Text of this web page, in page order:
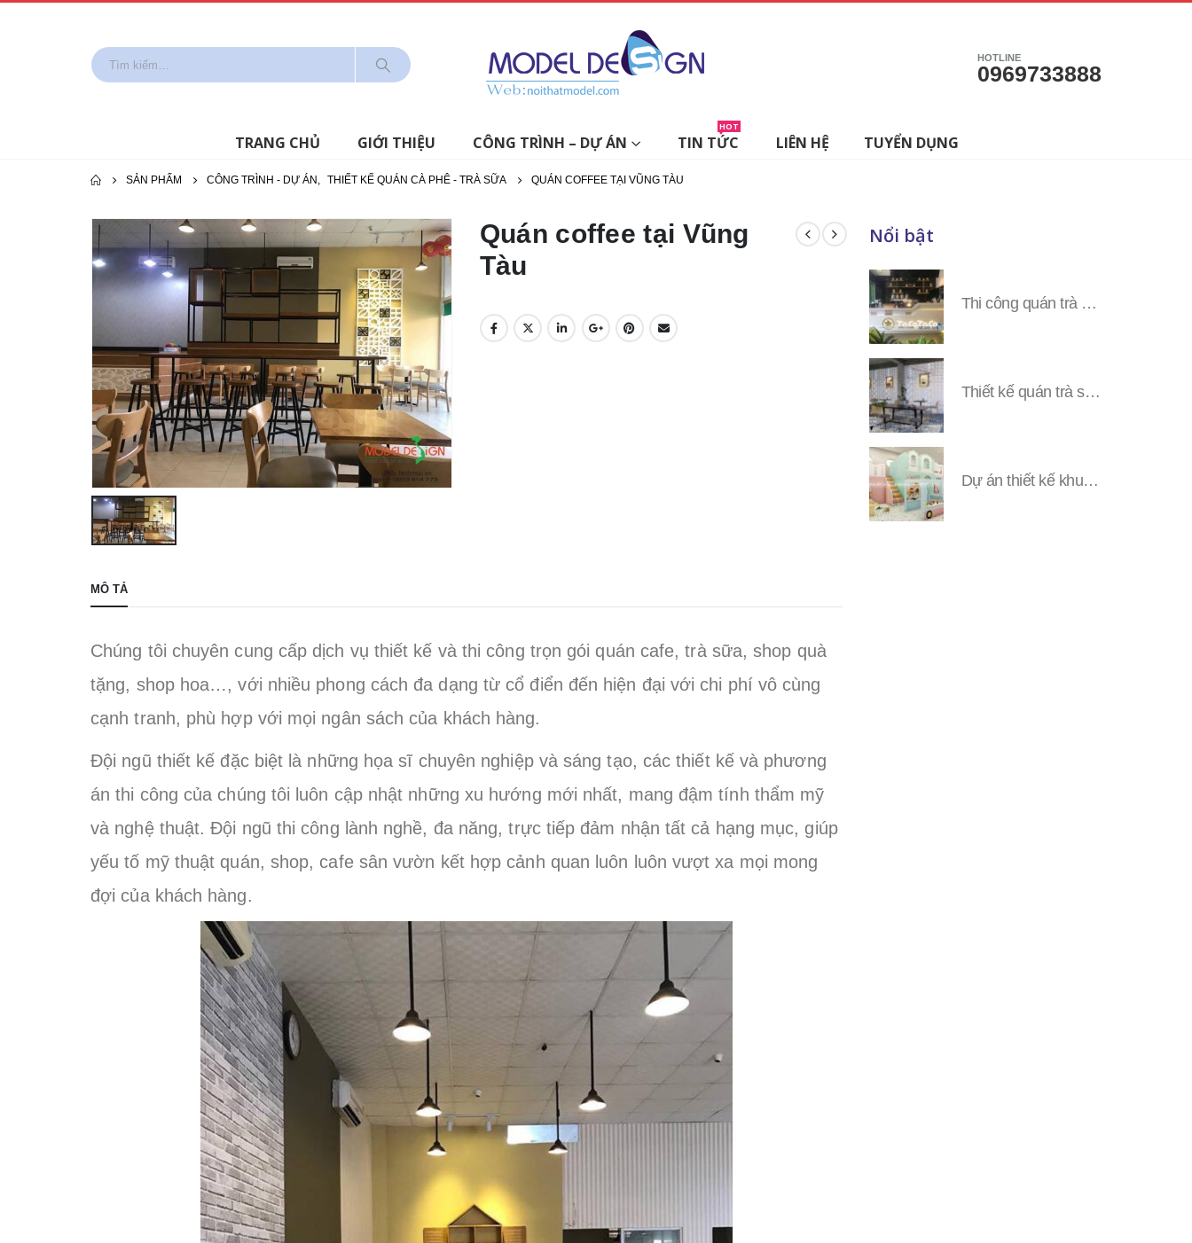
HOTLINE
0969733888
TRANG CHỦ GIỚI THIỆU CÔNG TRÌNH – DỰ ÁN TIN TỨC
HOT
LIÊN HỆ TUYỂN DỤNG
SẢN PHẨM CÔNG TRÌNH - DỰ ÁN , THIẾT KẾ QUÁN CÀ PHÊ - TRÀ SỮA QUÁN COFFEE TẠI VŨNG TÀU
Quán coffee tại Vũng
Tàu
MÔ TẢ
Chúng tôi chuyên cung cấp dịch vụ thiết kế và thi công trọn gói quán cafe, trà sữa, shop quà
tặng, shop hoa…, với nhiều phong cách đa dạng từ cổ điển đến hiện đại với chi phí vô cùng
cạnh tranh, phù hợp với mọi ngân sách của khách hàng.
Đội ngũ thiết kế đặc biệt là những họa sĩ chuyên nghiệp và sáng tạo, các thiết kế và phương
án thi công của chúng tôi luôn cập nhật những xu hướng mới nhất, mang đậm tính thẩm mỹ
và nghệ thuật. Đội ngũ thi công lành nghề, đa năng, trực tiếp đảm nhận tất cả hạng mục, giúp
yếu tố mỹ thuật quán, shop, cafe sân vườn kết hợp cảnh quan luôn luôn vượt xa mọi mong
đợi của khách hàng.
Nổi bật
Thi công quán trà sữa Tocotoco các tỉnh miền Nam
Thiết kế quán trà sữa Tocotoco toàn tỉnh miền Nam
Dự án thiết kế khu vui chơi Đặng YUNI